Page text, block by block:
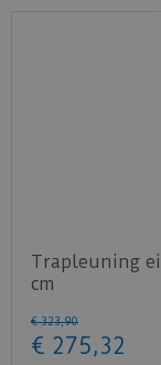
Trapleuning
cm
€ 323,90
€ 275,32